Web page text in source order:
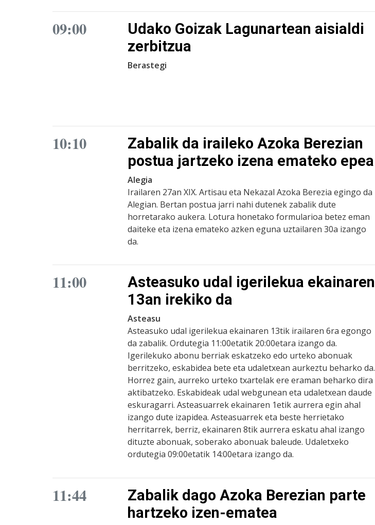
09:00
Udako Goizak Lagunartean aisialdi
zerbitzua
Berastegi
10:10
Zabalik da iraileko Azoka Berezian
postua jartzeko izena emateko epea
Alegia
Irailaren 27an XIX. Artisau eta Nekazal Azoka Berezia egingo da
Alegian. Bertan postua jarri nahi dutenek zabalik dute
horretarako aukera. Lotura honetako formularioa betez eman
daiteke eta izena emateko azken eguna uztailaren 30a izango
da.
11:00
Asteasuko udal igerilekua ekainaren
13an irekiko da
Asteasu
Asteasuko udal igerilekua ekainaren 13tik irailaren 6ra egongo
da zabalik. Ordutegia 11:00etatik 20:00etara izango da.
Igerilekuko abonu berriak eskatzeko edo urteko abonuak
berritzeko, eskabidea bete eta udaletxean aurkeztu beharko da.
Horrez gain, aurreko urteko txartelak ere eraman beharko dira
aktibatzeko. Eskabideak udal webgunean eta udaletxean daude
eskuragarri. Asteasuarrek ekainaren 1etik aurrera egin ahal
izango dute izapidea. Asteasuarrek eta beste herrietako
herritarrek, berriz, ekainaren 8tik aurrera eskatu ahal izango
dituzte abonuak, soberako abonuak baleude. Udaletxeko
ordutegia 09:00etatik 14:00etara izango da.
11:44
Zabalik dago Azoka Berezian parte
hartzeko izen-ematea